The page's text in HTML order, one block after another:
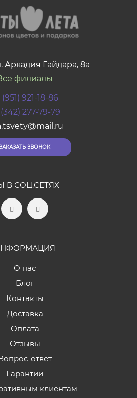
Аркадия Гайдара, 8а
филиалы
(951) 921-18-86
(342) 277-79-79
ЗАКАЗАТЬ ЗВОНОК
В СОЦ.СЕТЯХ
О нас
Блог
Контакты
Доставка
Оплата
Отзывы
ответ
Гарантии
клиентам